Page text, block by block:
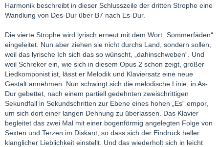
Harmonik beschreibt in dieser Schlusszeile der dritten Strophe eine
Wandlung von Des-Dur über B7 nach Es-Dur.
Die vierte Strophe wird lyrisch erneut mit dem Wort „Sommerfäden“
eingeleitet. Nun aber ziehen sie nicht durchs Land, sondern sollen,
weil das lyrische Ich sich das so wünscht, „dahinschweben“. Und
weil Schreker ein, wie sich in diesem Opus 2 schon zeigt, großer
Liedkomponist ist, lässt er Melodik und Klaviersatz eine neue
Gestalt annehmen. Nun schwingt sich die melodische Linie, in As-
Dur gebettet, nach einem partiell gedehnten zweischrittigen
Sekundfall in Sekundschritten zur Ebene eines hohen „Es“ empor,
um sich dort einer langen Dehnung zu überlassen. Das Klavier
begleitet das zwei Mal mit einer bogenförmig angelegten Folge von
Sexten und Terzen im Diskant, so dass sich der Eindruck heller
klanglicher Lieblichkeit einstellt. Und das wiederholt sich in leicht